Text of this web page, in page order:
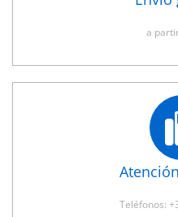
a
Teléfonos: